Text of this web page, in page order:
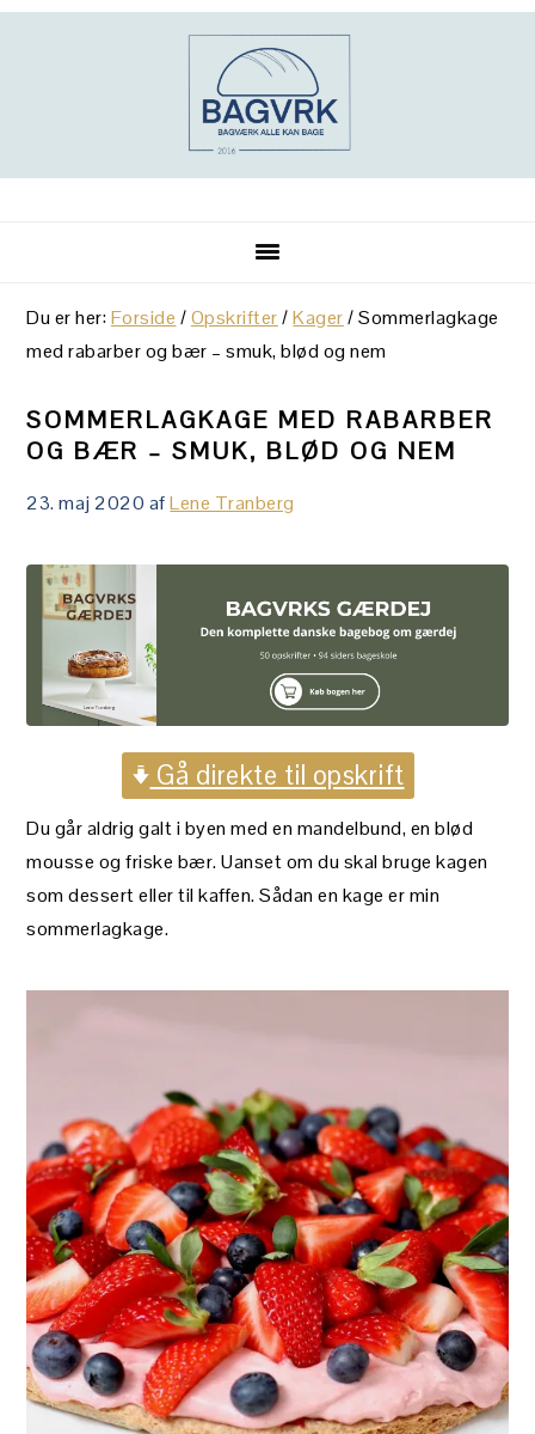
Gå
Skip
Gå
Du er her:Forside /Opskrifter / Kager /Sommerlagkage
med rabarber og bær – smuk, blød og nem
SOMMERLAGKAGE MED RABARBER
OG BÆR – SMUK, BLØD OG NEM
23. maj 2020 afLene Tranberg
Gå direkte til opskrift
Du går aldrig galt i byen med en mandelbund, en blød
mousse og friske bær. Uanset om du skal bruge kagen
som dessert eller til kaffen. Sådan en kage er min
sommerlagkage.